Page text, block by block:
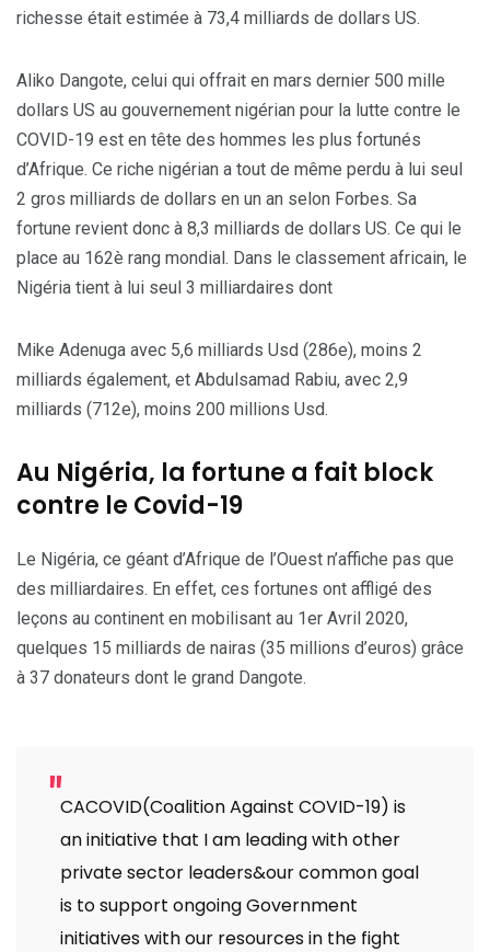
richesse était estimée à 73,4 milliards de dollars US.
Aliko Dangote, celui qui offrait en mars dernier 500 mille
dollars US au gouvernement nigérian pour la lutte contre le
COVID-19 est en tête des hommes les plus fortunés
d’Afrique. Ce riche nigérian a tout de même perdu à lui seul
2 gros milliards de dollars en un an selon Forbes. Sa
fortune revient donc à 8,3 milliards de dollars US. Ce qui le
place au 162è rang mondial. Dans le classement africain, le
Nigéria tient à lui seul 3 milliardaires dont
Mike Adenuga avec 5,6 milliards Usd (286e), moins 2
milliards également, et Abdulsamad Rabiu, avec 2,9
milliards (712e), moins 200 millions Usd.
Au Nigéria, la fortune a fait block
contre le Covid-19
Le Nigéria, ce géant d’Afrique de l’Ouest n’affiche pas que
des milliardaires. En effet, ces fortunes ont affligé des
leçons au continent en mobilisant au 1er Avril 2020,
quelques 15 milliards de nairas (35 millions d’euros) grâce
à 37 donateurs dont le grand Dangote.
CACOVID(Coalition Against COVID-19) is
an initiative that I am leading with other
private sector leaders&our common goal
is to support ongoing Government
initiatives with our resources in the fight